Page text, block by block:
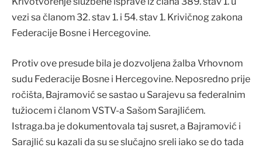
vezi sa članom 32. stav 1. i 54. stav 1. Krivičnog zakona
Federacije Bosne i Hercegovine.
Protiv ove presude bila je dozvoljena žalba Vrhovnom
sudu Federacije Bosne i Hercegovine. Neposredno prije
ročišta, Bajramović se sastao u Sarajevu sa federalnim
tužiocem i članom VSTV-a Sašom Sarajlićem.
Istraga.ba je dokumentovala taj susret, a Bajramović i
Sarajlić su kazali da su se slučajno sreli iako se do tada